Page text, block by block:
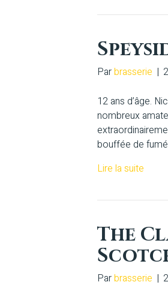
Parbrasserie |
12 ans d’âge.
nombreux
bouffée de
Lire la suite
The
Parbrasserie |